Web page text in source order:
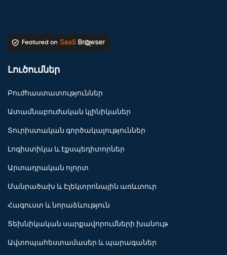
Լուծումներ
Բուժհաստատություններ
Ատամնաբուժական կլինիկաներ
Տուրիստական գործակալություններ
Լոգիստիկա և էքսպեդիտորներ
Արտադրական ոլորտ
Մանրածախ և Էլեկտրոնային առևտուր
Հագուստ և նորաձևություն
Տեխնիկական սարքավորումների խանութ
Ավտոպահեստամասեր և պարագաներ